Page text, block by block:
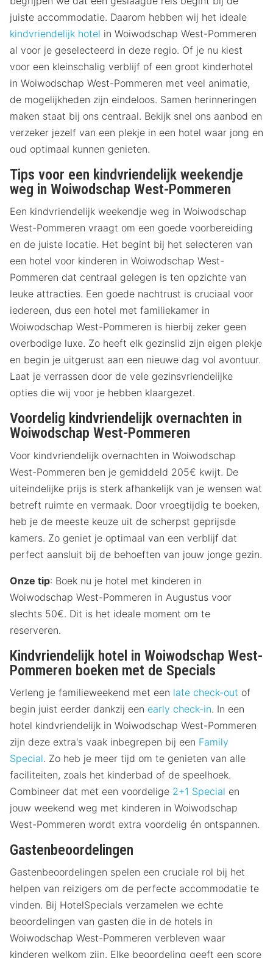
juiste accommodatie. Daarom hebben wij het ideale
kindvriendelijk hotel in Woiwodschap West-Pommeren
al voor je geselecteerd in deze regio. Of je nu kiest
voor een kleinschalig verblijf of een groot kinderhotel
in Woiwodschap West-Pommeren met veel animatie,
de mogelijkheden zijn eindeloos. Samen herinneringen
maken staat bij ons centraal. Bekijk snel ons aanbod en
verzeker jezelf van een plekje in een hotel waar jong en
oud optimaal kunnen genieten.
Tips voor een kindvriendelijk weekendje
weg in Woiwodschap West-Pommeren
Een kindvriendelijk weekendje weg in Woiwodschap
West-Pommeren vraagt om een goede voorbereiding
en de juiste locatie. Het begint bij het selecteren van
een hotel voor kinderen in Woiwodschap West-
Pommeren dat centraal gelegen is ten opzichte van
leuke attracties. Een goede nachtrust is cruciaal voor
iedereen, dus een hotel met familiekamer in
Woiwodschap West-Pommeren is hierbij zeker geen
overbodige luxe. Zo heeft elk gezinslid zijn eigen plekje
en begin je uitgerust aan een nieuwe dag vol avontuur.
Laat je verrassen door de vele gezinsvriendelijke
opties die wij voor je hebben klaargezet.
Voordelig kindvriendelijk overnachten in
Woiwodschap West-Pommeren
Voor kindvriendelijk overnachten in Woiwodschap
West-Pommeren ben je gemiddeld 205€ kwijt. De
uiteindelijke prijs is sterk afhankelijk van je wensen wat
betreft ruimte en vermaak. Door vroegtijdig te boeken,
heb je de meeste keuze uit de scherpst geprijsde
kamers. Zo geniet je optimaal van een verblijf dat
perfect aansluit bij de behoeften van jouw jonge gezin.
Onze tip: Boek nu je hotel met kinderen in
Woiwodschap West-Pommeren in Augustus voor
slechts 50€. Dit is het ideale moment om te
reserveren.
Kindvriendelijk hotel in Woiwodschap West-
Pommeren boeken met de Specials
Verleng je familieweekend met een late check-out of
begin juist eerder dankzij een early check-in. In een
hotel kindvriendelijk in Woiwodschap West-Pommeren
zijn deze extra's vaak inbegrepen bij een Family
Special. Zo heb je meer tijd om te genieten van alle
faciliteiten, zoals het kinderbad of de speelhoek.
Combineer dat met een voordelige 2+1 Special en
jouw weekend weg met kinderen in Woiwodschap
West-Pommeren wordt extra voordelig én ontspannen.
Gastenbeoordelingen
Gastenbeoordelingen spelen een cruciale rol bij het
helpen van reizigers om de perfecte accommodatie te
vinden. Bij HotelSpecials verzamelen we echte
beoordelingen van gasten die in de hotels in
Woiwodschap West-Pommeren verbleven waar
kinderen welkom zijn. Elke beoordeling geeft een score